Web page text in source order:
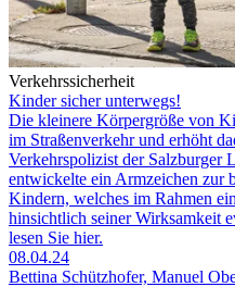
Verkehrssicherheit
Kinder sicher unterwegs!
Die kleinere Körpergröße von
im Straßenverkehr und erhöht
Verkehrs­polizist der Salzburger
entwickelte ein Arm­zeichen zur
Kindern, welches im Rahmen
hinsichtlich seiner Wirksamkeit
lesen Sie hier.
08.04.24
Bettina Schützhofer, Manuel